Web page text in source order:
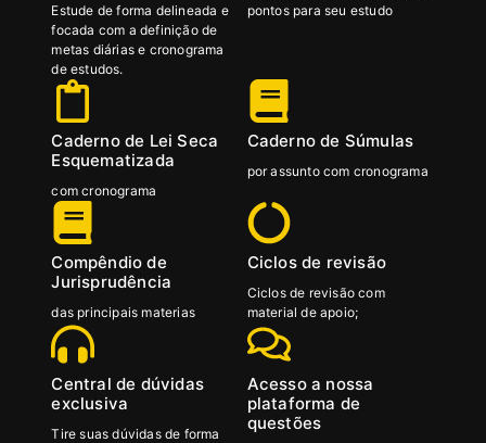
Estude de forma delineada e
focada com a definição de
metas diárias e cronograma
de estudos.
pontos para seu estudo
Caderno de Lei Seca
Esquematizada
com cronograma
Caderno de Súmulas
por assunto com cronograma
Compêndio de
Jurisprudência
das principais materias
Ciclos de revisão
Ciclos de revisão com
material de apoio;
Central de dúvidas
exclusiva
Tire suas dúvidas de forma
Acesso a nossa
plataforma de
questões